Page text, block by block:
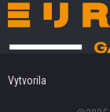
Vytvorila